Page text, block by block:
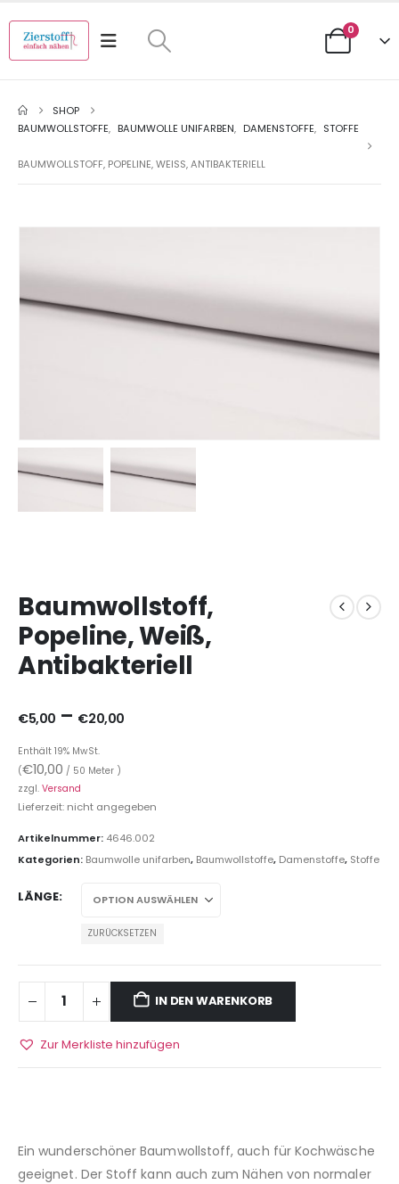
0
SHOP
BAUMWOLLSTOFFE, BAUMWOLLE UNIFARBEN, DAMENSTOFFE, STOFFE
BAUMWOLLSTOFF, POPELINE, WEISS, ANTIBAKTERIELL
Baumwollstoff,
Popeline, Weiß,
Antibakteriell
€5,00 – €20,00
Enthält 19% MwSt.
(€10,00 / 50 Meter )
zzgl. Versand
Lieferzeit: nicht angegeben
Artikelnummer: 4646.002
Kategorien: Baumwolle unifarben, Baumwollstoffe, Damenstoffe, Stoffe
LÄNGE
ZURÜCKSETZEN
IN DEN WARENKORB
Zur Merkliste hinzufügen
Ein wunderschöner Baumwollstoff, auch für Kochwäsche
geeignet. Der Stoff kann auch zum Nähen von normaler